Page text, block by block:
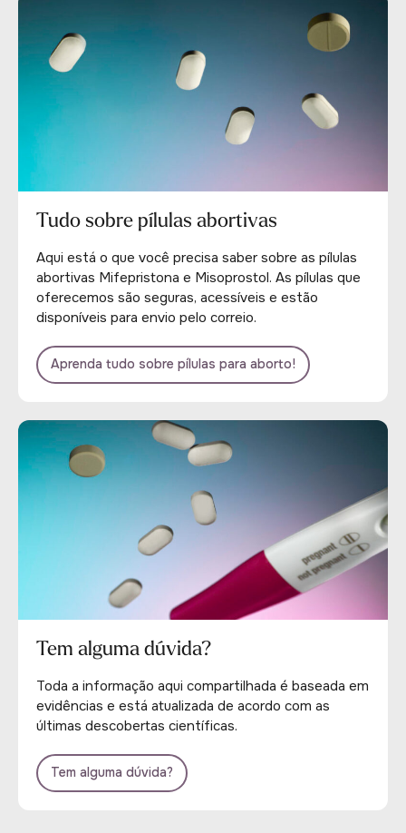
Tudo sobre pílulas abortivas
Aqui está o que você precisa saber sobre as pílulas
abortivas Mifepristona e Misoprostol. As pílulas que
oferecemos são seguras, acessíveis e estão
disponíveis para envio pelo correio.
Aprenda tudo sobre pílulas para aborto!
Tem alguma dúvida?
Toda a informação aqui compartilhada é baseada em
evidências e está atualizada de acordo com as
últimas descobertas científicas.
Tem alguma dúvida?